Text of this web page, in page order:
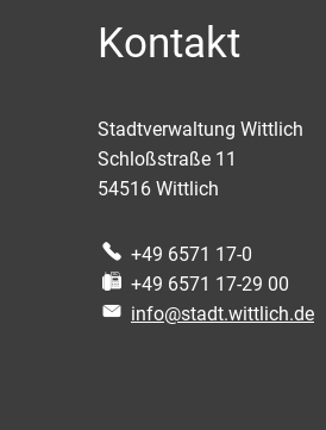
Kontakt
Stadtverwaltung Wittlich
Schloßstraße 11
54516 Wittlich
+49 6571 17-0
+49 6571 17-29 00
info@stadt.wittlich.de